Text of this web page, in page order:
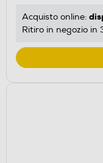
Acquisto online:
Ritiro in negozio in